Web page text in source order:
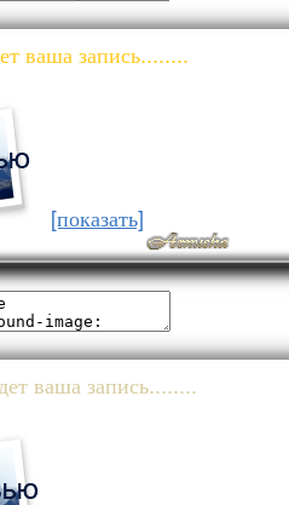
ваша запись........
[показать]
ваша запись........